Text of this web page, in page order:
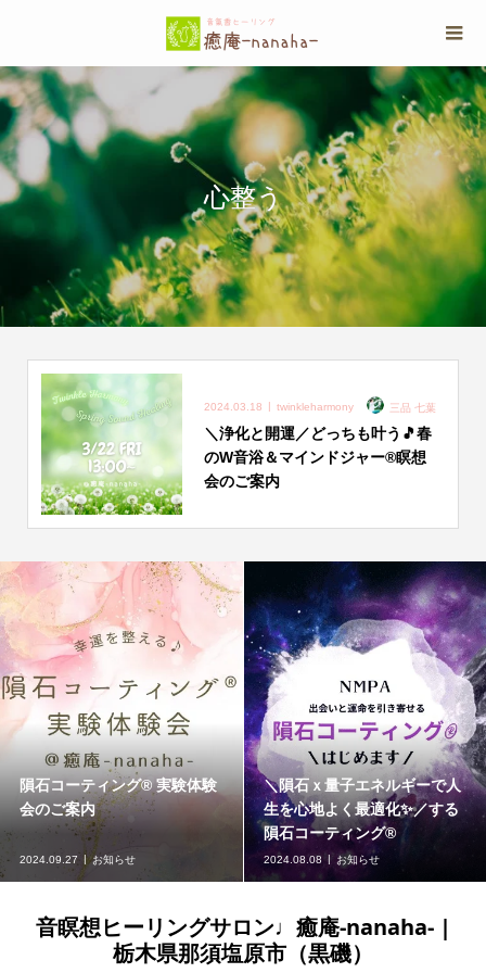
心整う
2024.03.18 twinkleharmony 三品 七葉
＼浄化と開運／どっちも叶う🎵春
のW音浴＆マインドジャー®︎瞑想
会のご案内
隕石コーティング®︎ 実験体験
会のご案内
2024.09.27 お知らせ
＼隕石ｘ量子エネルギーで人
生を心地よく最適化✨／する
隕石コーティング®︎
2024.08.08 お知らせ
音瞑想ヒーリングサロン♩癒庵-nanaha- |
栃木県那須塩原市（黒磯）